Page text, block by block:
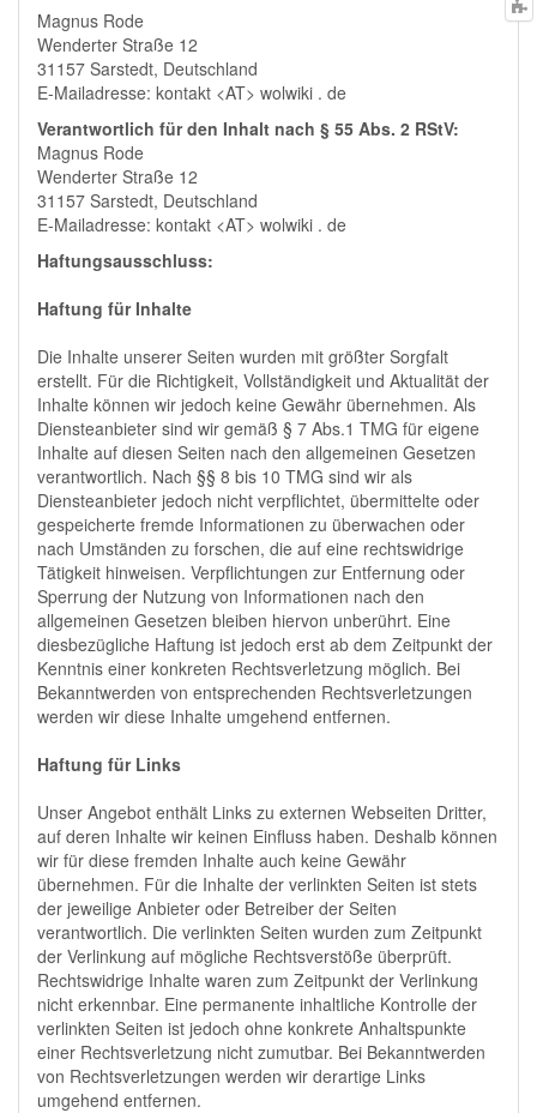
Magnus Rode
Wenderter Straße 12
31157 Sarstedt, Deutschland
E-Mailadresse: kontakt <AT> wolwiki . de
Verantwortlich für den Inhalt nach § 55 Abs. 2 RStV:
Magnus Rode
Wenderter Straße 12
31157 Sarstedt, Deutschland
E-Mailadresse: kontakt <AT> wolwiki . de
Haftungsausschluss:
Haftung für Inhalte
Die Inhalte unserer Seiten wurden mit größter Sorgfalt
erstellt. Für die Richtigkeit, Vollständigkeit und Aktualität der
Inhalte können wir jedoch keine Gewähr übernehmen. Als
Diensteanbieter sind wir gemäß § 7 Abs.1 TMG für eigene
Inhalte auf diesen Seiten nach den allgemeinen Gesetzen
verantwortlich. Nach §§ 8 bis 10 TMG sind wir als
Diensteanbieter jedoch nicht verpflichtet, übermittelte oder
gespeicherte fremde Informationen zu überwachen oder
nach Umständen zu forschen, die auf eine rechtswidrige
Tätigkeit hinweisen. Verpflichtungen zur Entfernung oder
Sperrung der Nutzung von Informationen nach den
allgemeinen Gesetzen bleiben hiervon unberührt. Eine
diesbezügliche Haftung ist jedoch erst ab dem Zeitpunkt der
Kenntnis einer konkreten Rechtsverletzung möglich. Bei
Bekanntwerden von entsprechenden Rechtsverletzungen
werden wir diese Inhalte umgehend entfernen.
Haftung für Links
Unser Angebot enthält Links zu externen Webseiten Dritter,
auf deren Inhalte wir keinen Einfluss haben. Deshalb können
wir für diese fremden Inhalte auch keine Gewähr
übernehmen. Für die Inhalte der verlinkten Seiten ist stets
der jeweilige Anbieter oder Betreiber der Seiten
verantwortlich. Die verlinkten Seiten wurden zum Zeitpunkt
der Verlinkung auf mögliche Rechtsverstöße überprüft.
Rechtswidrige Inhalte waren zum Zeitpunkt der Verlinkung
nicht erkennbar. Eine permanente inhaltliche Kontrolle der
verlinkten Seiten ist jedoch ohne konkrete Anhaltspunkte
einer Rechtsverletzung nicht zumutbar. Bei Bekanntwerden
von Rechtsverletzungen werden wir derartige Links
umgehend entfernen.